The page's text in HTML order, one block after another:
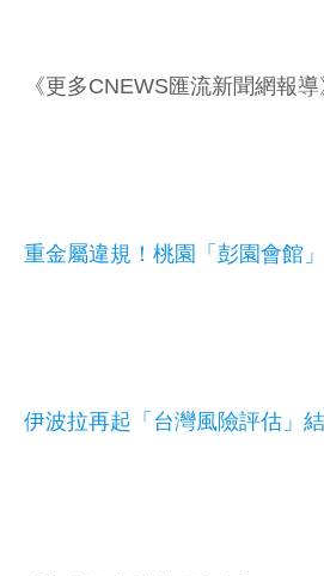
《更多CNEWS匯流新聞網報導
重金屬違規！桃園「彭園會館
伊波拉再起「台灣風險評估」